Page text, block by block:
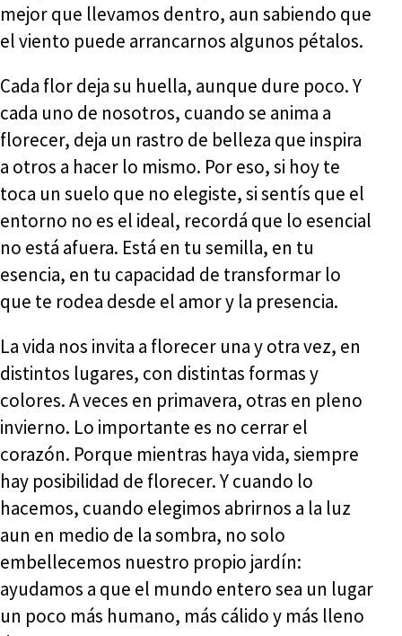
mejor que llevamos dentro, aun sabiendo que
el viento puede arrancarnos algunos pétalos.
Cada flor deja su huella, aunque dure poco. Y
cada uno de nosotros, cuando se anima a
florecer, deja un rastro de belleza que inspira
a otros a hacer lo mismo. Por eso, si hoy te
toca un suelo que no elegiste, si sentís que el
entorno no es el ideal, recordá que lo esencial
no está afuera. Está en tu semilla, en tu
esencia, en tu capacidad de transformar lo
que te rodea desde el amor y la presencia.
La vida nos invita a florecer una y otra vez, en
distintos lugares, con distintas formas y
colores. A veces en primavera, otras en pleno
invierno. Lo importante es no cerrar el
corazón. Porque mientras haya vida, siempre
hay posibilidad de florecer. Y cuando lo
hacemos, cuando elegimos abrirnos a la luz
aun en medio de la sombra, no solo
embellecemos nuestro propio jardín:
ayudamos a que el mundo entero sea un lugar
un poco más humano, más cálido y más lleno